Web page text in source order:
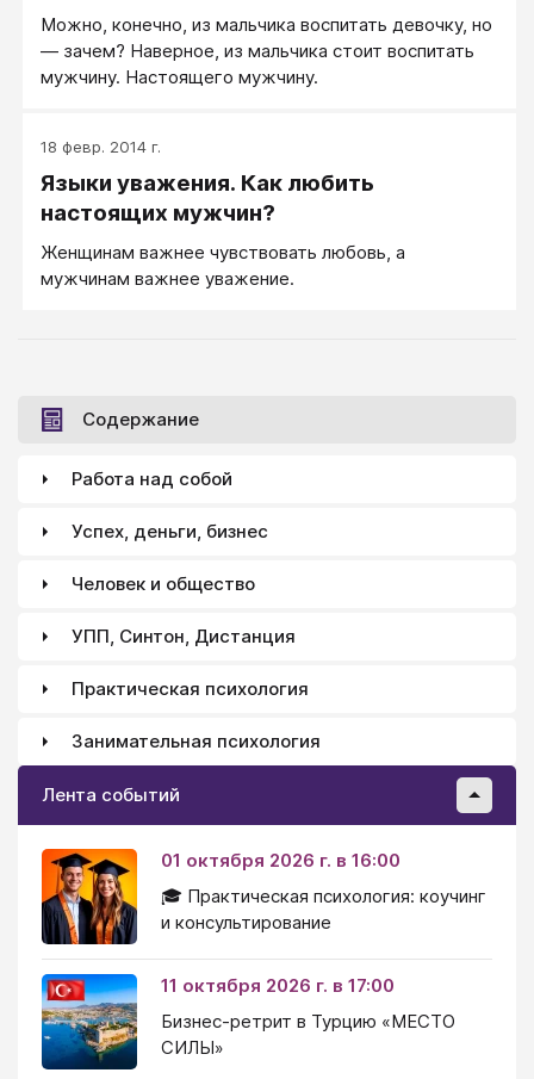
Можно, конечно, из мальчика воспитать девочку, но
— зачем? Наверное, из мальчика стоит воспитать
мужчину. Настоящего мужчину.
18 февр. 2014 г.
Языки уважения. Как любить
настоящих мужчин?
Женщинам важнее чувствовать любовь, а
мужчинам важнее уважение.
Содержание
Работа над собой
Успех, деньги, бизнес
Человек и общество
УПП, Синтон, Дистанция
Практическая психология
Занимательная психология
Лента событий
01 октября 2026 г. в 16:00
🎓 Практическая психология: коучинг
и консультирование
11 октября 2026 г. в 17:00
Бизнес-ретрит в Турцию «МЕСТО
СИЛЫ»